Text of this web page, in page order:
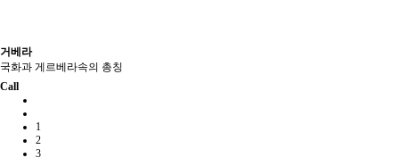
거베라
국화과 게르베라속의 총칭
Call
1
2
3